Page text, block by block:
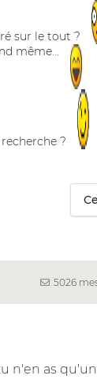
sur le tout ?
même...
?
5026
as